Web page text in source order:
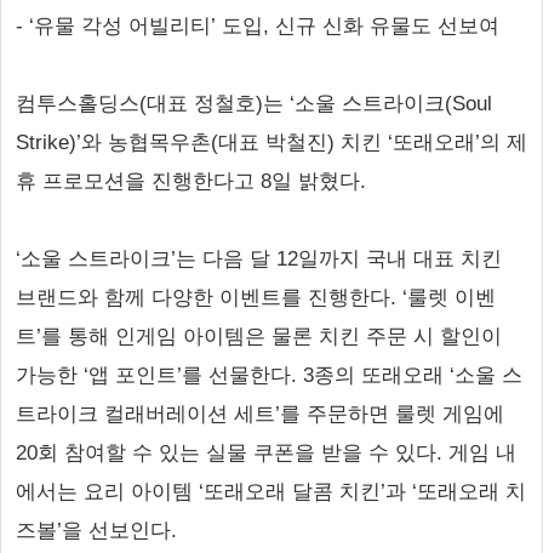
- ‘유물 각성 어빌리티’ 도입, 신규 신화 유물도 선보여
컴투스홀딩스(대표 정철호)는 ‘소울 스트라이크(Soul
Strike)’와 농협목우촌(대표 박철진) 치킨 ‘또래오래’의 제
휴 프로모션을 진행한다고 8일 밝혔다.
‘소울 스트라이크’는 다음 달 12일까지 국내 대표 치킨
브랜드와 함께 다양한 이벤트를 진행한다. ‘룰렛 이벤
트’를 통해 인게임 아이템은 물론 치킨 주문 시 할인이
가능한 ‘앱 포인트’를 선물한다. 3종의 또래오래 ‘소울 스
트라이크 컬래버레이션 세트’를 주문하면 룰렛 게임에
20회 참여할 수 있는 실물 쿠폰을 받을 수 있다. 게임 내
에서는 요리 아이템 ‘또래오래 달콤 치킨’과 ‘또래오래 치
즈볼’을 선보인다.